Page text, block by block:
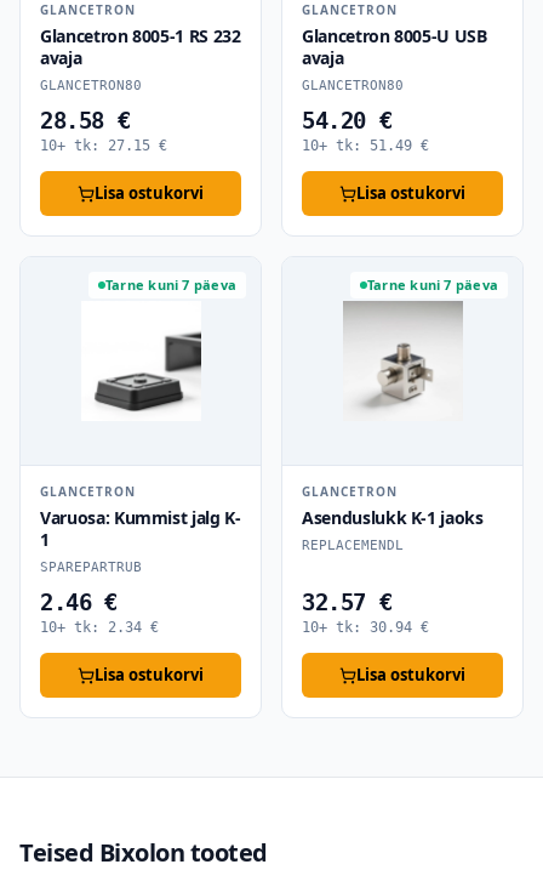
GLANCETRON
Glancetron 8005-1 RS 232
avaja
GLANCETRON80
28.58 €
10+ tk: 27.15 €
Lisa ostukorvi
GLANCETRON
Glancetron 8005-U USB
avaja
GLANCETRON80
54.20 €
10+ tk: 51.49 €
Lisa ostukorvi
Tarne kuni 7 päeva
GLANCETRON
Varuosa: Kummist jalg K-
1
SPAREPARTRUB
2.46 €
10+ tk: 2.34 €
Lisa ostukorvi
Tarne kuni 7 päeva
GLANCETRON
Asenduslukk K-1 jaoks
REPLACEMENDL
32.57 €
10+ tk: 30.94 €
Lisa ostukorvi
Teised Bixolon tooted